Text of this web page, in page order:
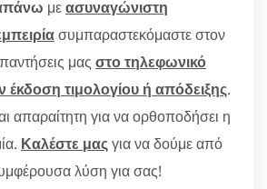
μεασυναγώνιστη
συμπαραστεκόμαστε στον
μας στο τηλεφωνικό
έκδοση τιμολογίου ή απόδειξης.
απαραίτητη για να ορθοποδήσει η
Καλέστε μαςγια να δούμε από
λύση για σας!